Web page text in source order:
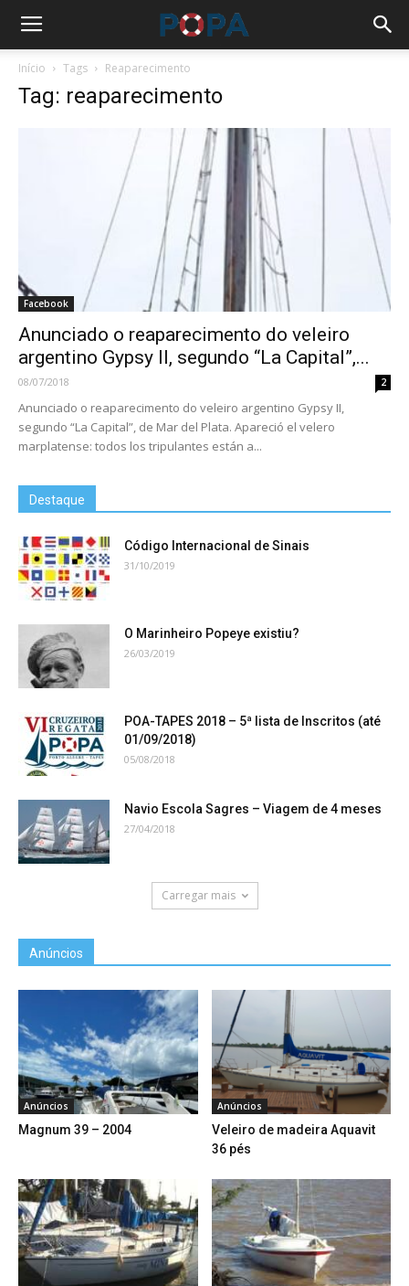
Início Tags Reaparecimento
Tag: reaparecimento
Facebook
Anunciado o reaparecimento do veleiro
argentino Gypsy II, segundo “La Capital”,...
08/07/2018 2
Anunciado o reaparecimento do veleiro argentino Gypsy II,
segundo “La Capital”, de Mar del Plata. Apareció el velero
marplatense: todos los tripulantes están a...
Destaque
Código Internacional de Sinais
31/10/2019
O Marinheiro Popeye existiu?
26/03/2019
POA-TAPES 2018 – 5ª lista de Inscritos (até
01/09/2018)
05/08/2018
Navio Escola Sagres – Viagem de 4 meses
27/04/2018
Carregar mais
Anúncios
Anúncios
Magnum 39 – 2004
Anúncios
Veleiro de madeira Aquavit
36 pés